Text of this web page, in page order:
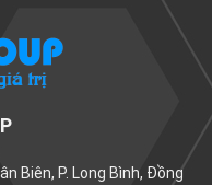
Biên, P. Long Bình, Đồng